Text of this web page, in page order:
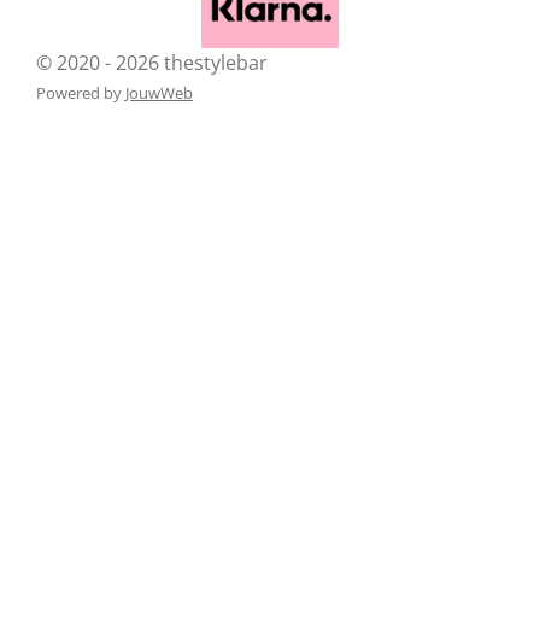
© 2020 - 2026 thestylebar
Powered by JouwWeb